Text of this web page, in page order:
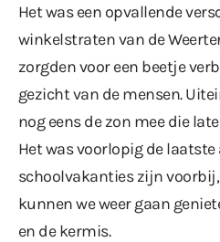
Het was een opvallende
winkelstraten van de
zorgden voor een beetje
gezicht van de mensen.
nog eens de zon mee die
Het was voorlopig de laatste
schoolvakanties zijn
kunnen we weer gaan
en de kermis.